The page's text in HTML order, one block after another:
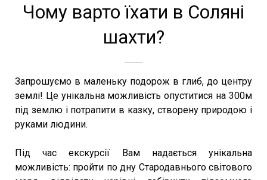
Чому варто їхати в Соляні
шахти?
Запрошуємо в маленьку подорож в глиб, до центру
землі! Це унікальна можливість опуститися на 300м
під землю і потрапити в казку, створену природою і
руками людини.
Під час екскурсії Вам надається унікальна
можливість: пройти по дну Стародавнього світового